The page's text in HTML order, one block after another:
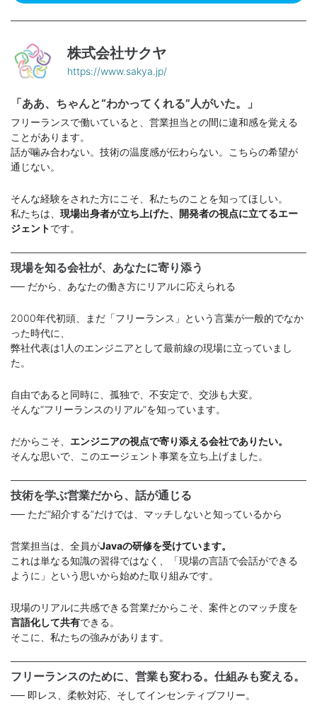
株式会社サクヤ
https://www.sakya.jp/
「ああ、ちゃんと“わかってくれる”人がいた。」
フリーランスで働いていると、営業担当との間に違和感を覚える
ことがあります。
話が噛み合わない。技術の温度感が伝わらない。こちらの希望が
通じない。
そんな経験をされた方にこそ、私たちのことを知ってほしい。
私たちは、 現場出身者が立ち上げた、開発者の視点に立てるエー
ジェントです。
現場を知る会社が、あなたに寄り添う
── だから、あなたの働き方にリアルに応えられる
2000年代初頭、まだ「フリーランス」という言葉が一般的でなか
った時代に、
弊社代表は1人のエンジニアとして最前線の現場に立っていまし
た。
自由であると同時に、孤独で、不安定で、交渉も大変。
そんな“フリーランスのリアル”を知っています。
だからこそ、 エンジニアの視点で寄り添える会社でありたい。
そんな思いで、このエージェント事業を立ち上げました。
技術を学ぶ営業だから、話が通じる
── ただ“紹介する”だけでは、マッチしないと知っているから
営業担当は、全員がJavaの研修を受けています。
これは単なる知識の習得ではなく、「現場の言語で会話ができる
ように」という思いから始めた取り組みです。
現場のリアルに共感できる営業だからこそ、案件とのマッチ度を
言語化して共有できる。
そこに、私たちの強みがあります。
フリーランスのために、営業も変わる。仕組みも変える。
── 即レス、柔軟対応、そしてインセンティブフリー。